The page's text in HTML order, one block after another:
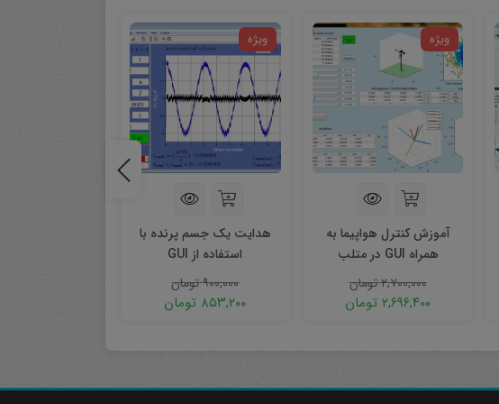
ویژه
آموزش کنترل هواپیما به
همراه GUI در متلب
۲,۷۰۰,۰۰۰تومان
۲,۶۹۶,۴۰۰ تومان
ویژه
هدایت یک جسم پرنده با
استفاده از GUI
۹۰۰,۰۰۰تومان
۸۵۳,۲۰۰ تومان